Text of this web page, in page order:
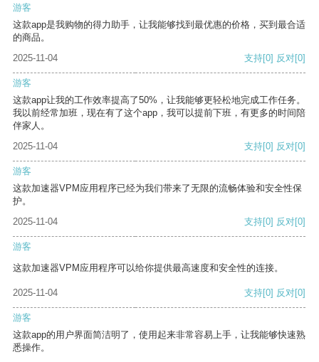
游客
这款app是我购物的得力助手，让我能够找到最优惠的价格，买到最合适
的商品。
2025-11-04
支持[0] 反对[0]
游客
这款app让我的工作效率提高了50%，让我能够更轻松地完成工作任务。
我以前经常加班，现在有了这个app，我可以提前下班，有更多的时间陪
伴家人。
2025-11-04
支持[0] 反对[0]
游客
这款加速器VPM应用程序已经为我们带来了无限的流畅体验和安全性保
护。
2025-11-04
支持[0] 反对[0]
游客
这款加速器VPM应用程序可以给你提供最高速度和安全性的连接。
2025-11-04 支持[0] 反对[0]
游客
这款app的用户界面简洁明了，使用起来非常容易上手，让我能够快速熟
悉操作。